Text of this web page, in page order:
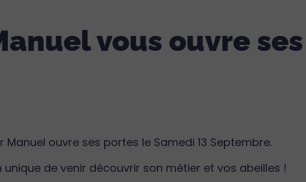
vous ouvre
ouvre ses portes le Samedi 13 Septembre.
unique de venir découvrir son métier et vos abeilles !